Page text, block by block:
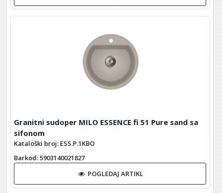
Granitni sudoper MILO ESSENCE fi 51 Pure sand sa
sifonom
Kataloški broj: ESS.P.1KBO
Barkod: 5903140021827
POGLEDAJ ARTIKL